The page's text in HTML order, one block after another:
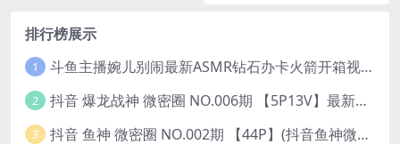
排行榜展示
1 斗鱼主播婉儿别闹最新ASMR钻石办卡火箭开箱视频+音频合集-47个资源打包下载 [39V-10.1GB]
2 抖音 爆龙战神 微密圈 NO.006期 【5P13V】最新至：2023.6.7(暴龙神和战龙皇)
3 抖音 鱼神 微密圈 NO.002期 【44P】(抖音鱼神微密猫)